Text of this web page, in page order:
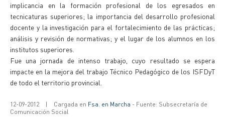
implicancia en la formación profesional de los egresados en
tecnicaturas superiores; la importancia del desarrollo profesional
docente y la investigación para el fortalecimiento de las prácticas;
análisis y revisión de normativas; y el lugar de los alumnos en los
institutos superiores.
Fue una jornada de intenso trabajo, cuyo resultado se espera
impacte en la mejora del trabajo Técnico Pedagógico de los ISFDyT
de todo el territorio provincial.
12-09-2012 | Cargada en Fsa. en Marcha - Fuente: Subsecretaría de
Comunicación Social